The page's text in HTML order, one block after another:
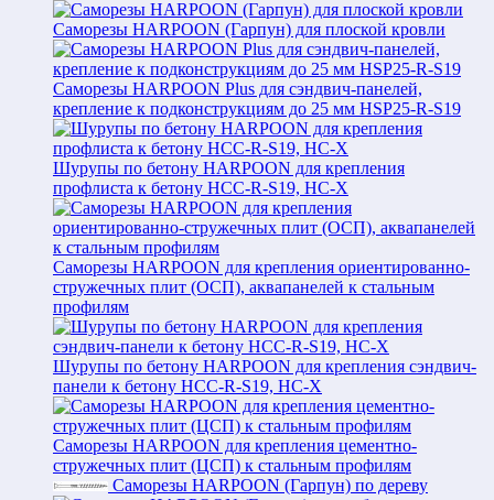
Саморезы HARPOON (Гарпун) для плоской кровли
Саморезы HARPOON Plus для сэндвич-панелей,
крепление к подконструкциям до 25 мм HSP25-R-S19
Шурупы по бетону HARPOON для крепления
профлиста к бетону HCC-R-S19, HC-X
Саморезы HARPOON для крепления ориентированно-
стружечных плит (ОСП), аквапанелей к стальным
профилям
Шурупы по бетону HARPOON для крепления сэндвич-
панели к бетону HCC-R-S19, HC-X
Саморезы HARPOON для крепления цементно-
стружечных плит (ЦСП) к стальным профилям
Саморезы HARPOON (Гарпун) по дереву